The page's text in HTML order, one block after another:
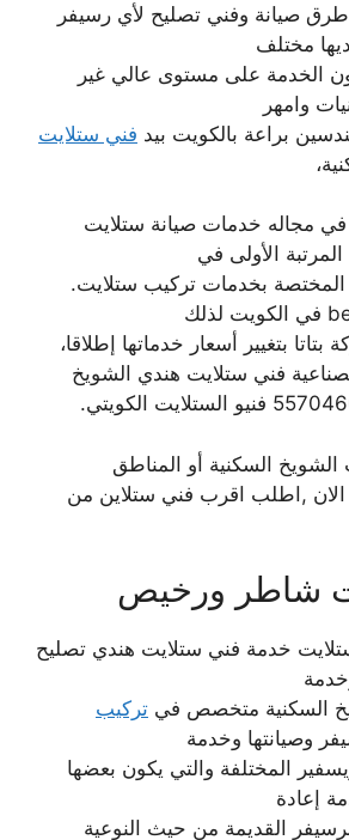
صيانة وفني تصليح لأي رسيفر
مختلف
الخدمة على مستوى عالي غير
وامهر
براعة بالكويت بيد فني ستلايت
في مجاله خدمات صيانة ستلايت
الأولى في
بخدمات تركيب ستلايت.
بتاتا بتغيير أسعار خدماتها إطلاقا،
فني ستلايت هندي الشويخ
السكنية أو المناطق
الان ,اطلب اقرب فني ستلاين من
شاطر ورخيص
خدمة فني ستلايت هندي تصليح
السكنية متخصص في تركيب
وصيانتها وخدمة
المختلفة والتي يكون بعضها
إعادة
القديمة من حيث النوعية